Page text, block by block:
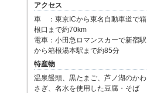
アクセス
車 ：東京ICから東名自動車道で箱
根口まで約70km
電車：小田急ロマンスカーで新宿駅
から箱根湯本駅まで約85分
特産物
温泉饅頭、黒たまご、芦ノ湖のかわ
さぎ、名水を使用した豆腐・そば